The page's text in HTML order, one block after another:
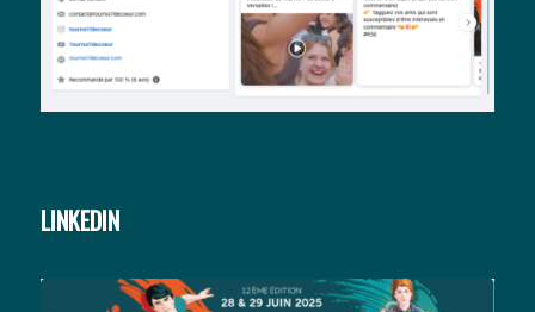
LINKEDIN